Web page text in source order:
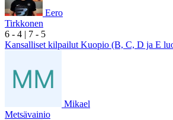
Eero
Tirkkonen
6 - 4 | 7 - 5
Kansalliset kilpailut Kuopio (B, C, D ja E
Mikael
Metsävainio